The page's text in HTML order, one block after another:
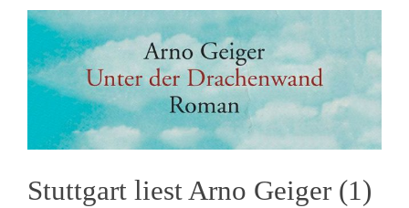
Stuttgart liest Arno Geiger (1)